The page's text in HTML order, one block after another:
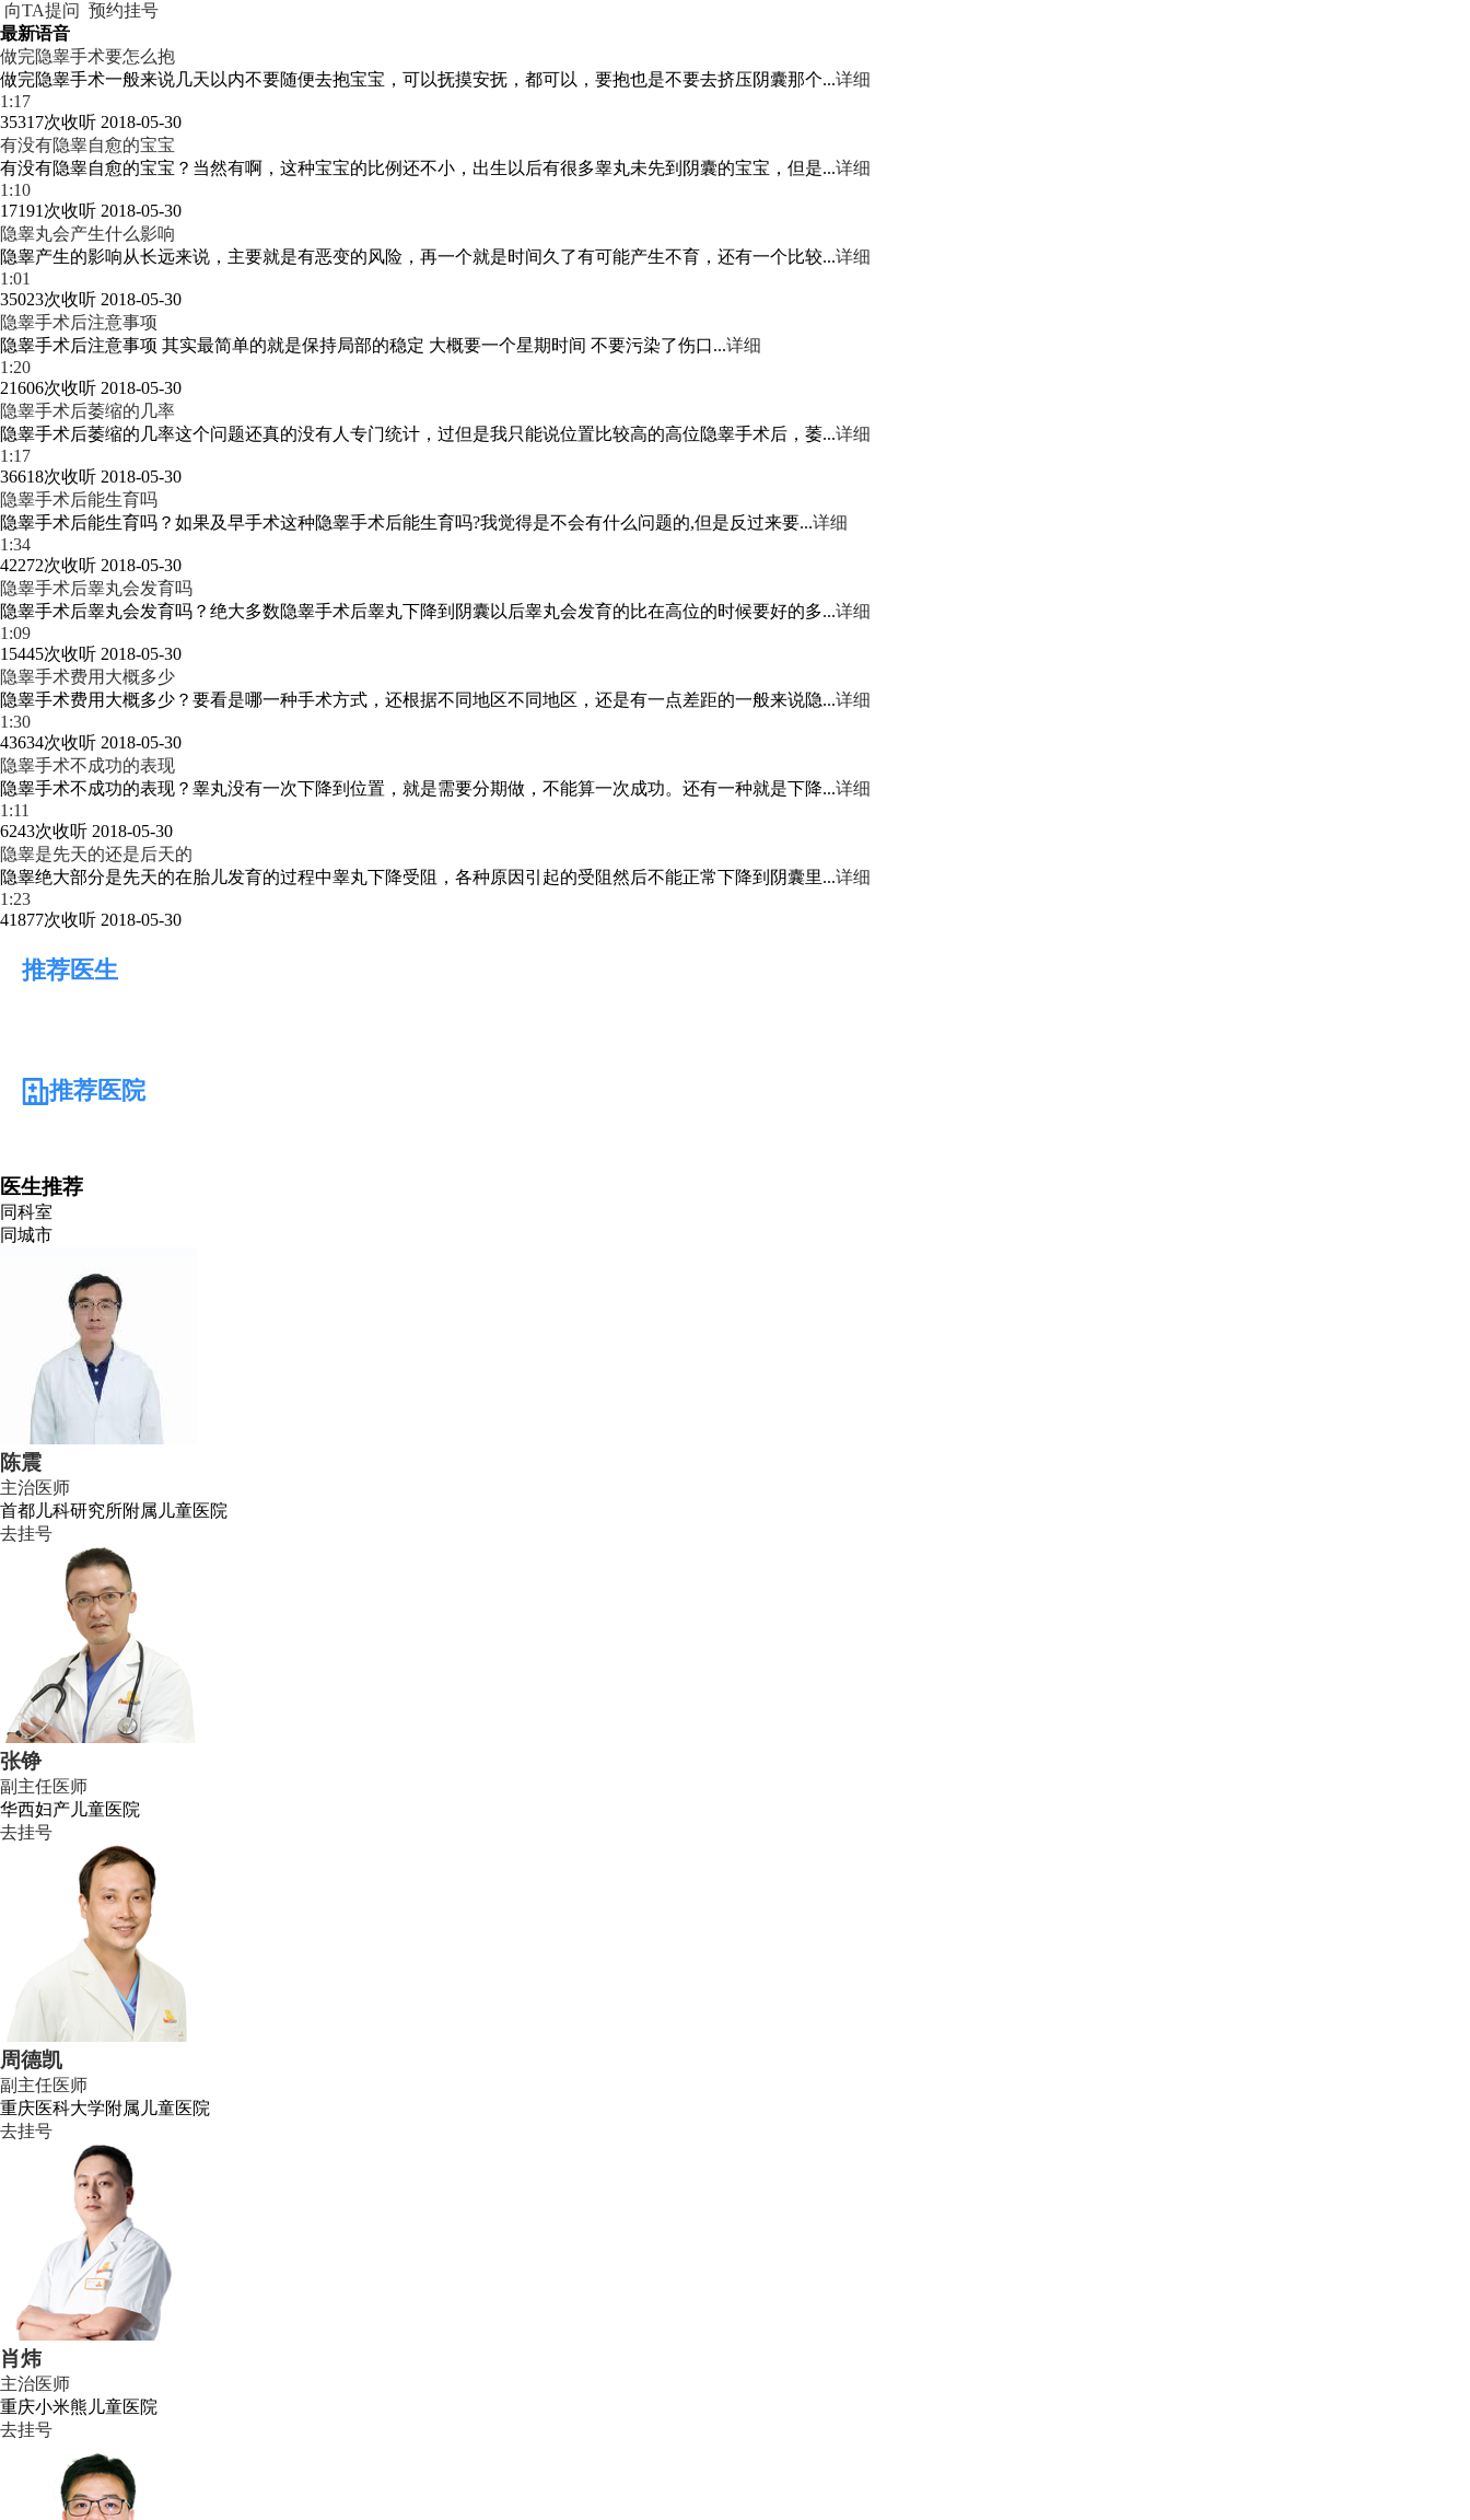
向TA提问 预约挂号
最新语音
做完隐睾手术要怎么抱
做完隐睾手术一般来说几天以内不要随便去抱宝宝，可以抚摸安抚，都可以，要抱也是不要去挤压阴囊那个...详细
1:17
35317次收听 2018-05-30
有没有隐睾自愈的宝宝
有没有隐睾自愈的宝宝？当然有啊，这种宝宝的比例还不小，出生以后有很多睾丸未先到阴囊的宝宝，但是...详细
1:10
17191次收听 2018-05-30
隐睾丸会产生什么影响
隐睾产生的影响从长远来说，主要就是有恶变的风险，再一个就是时间久了有可能产生不育，还有一个比较...详细
1:01
35023次收听 2018-05-30
隐睾手术后注意事项
隐睾手术后注意事项 其实最简单的就是保持局部的稳定 大概要一个星期时间 不要污染了伤口...详细
1:20
21606次收听 2018-05-30
隐睾手术后萎缩的几率
隐睾手术后萎缩的几率这个问题还真的没有人专门统计，过但是我只能说位置比较高的高位隐睾手术后，萎...详细
1:17
36618次收听 2018-05-30
隐睾手术后能生育吗
隐睾手术后能生育吗？如果及早手术这种隐睾手术后能生育吗?我觉得是不会有什么问题的,但是反过来要...详细
1:34
42272次收听 2018-05-30
隐睾手术后睾丸会发育吗
隐睾手术后睾丸会发育吗？绝大多数隐睾手术后睾丸下降到阴囊以后睾丸会发育的比在高位的时候要好的多...详细
1:09
15445次收听 2018-05-30
隐睾手术费用大概多少
隐睾手术费用大概多少？要看是哪一种手术方式，还根据不同地区不同地区，还是有一点差距的一般来说隐...详细
1:30
43634次收听 2018-05-30
隐睾手术不成功的表现
隐睾手术不成功的表现？睾丸没有一次下降到位置，就是需要分期做，不能算一次成功。还有一种就是下降...详细
1:11
6243次收听 2018-05-30
隐睾是先天的还是后天的
隐睾绝大部分是先天的在胎儿发育的过程中睾丸下降受阻，各种原因引起的受阻然后不能正常下降到阴囊里...详细
1:23
41877次收听 2018-05-30
推荐医生
推荐医院
医生推荐
同科室
同城市
陈震
主治医师
首都儿科研究所附属儿童医院
去挂号
张铮
副主任医师
华西妇产儿童医院
去挂号
周德凯
副主任医师
重庆医科大学附属儿童医院
去挂号
肖炜
主治医师
重庆小米熊儿童医院
去挂号